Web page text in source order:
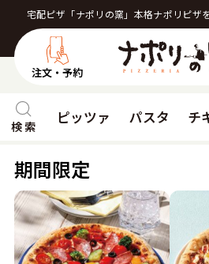
宅配ピザ「ナポリの窯」本格ナポリピザ
注文・予約
検 索 ピッツァ パスタ チ
期間限定